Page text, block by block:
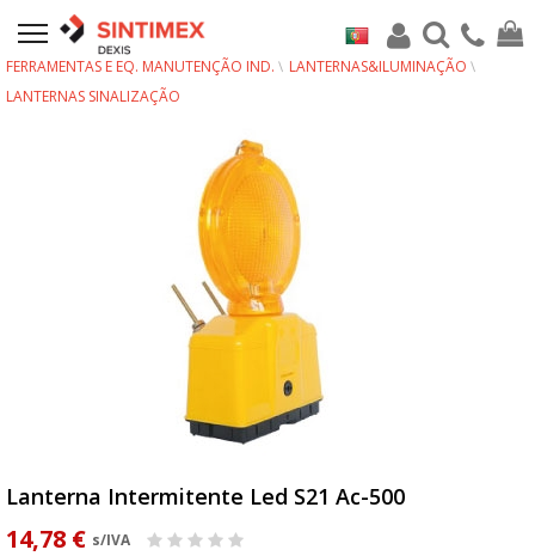
FERRAMENTAS E EQ. MANUTENÇÃO IND.
LANTERNAS&ILUMINAÇÃO
LANTERNAS SINALIZAÇÃO
Lanterna Intermitente Led S21 Ac-500
14,78 € s/IVA